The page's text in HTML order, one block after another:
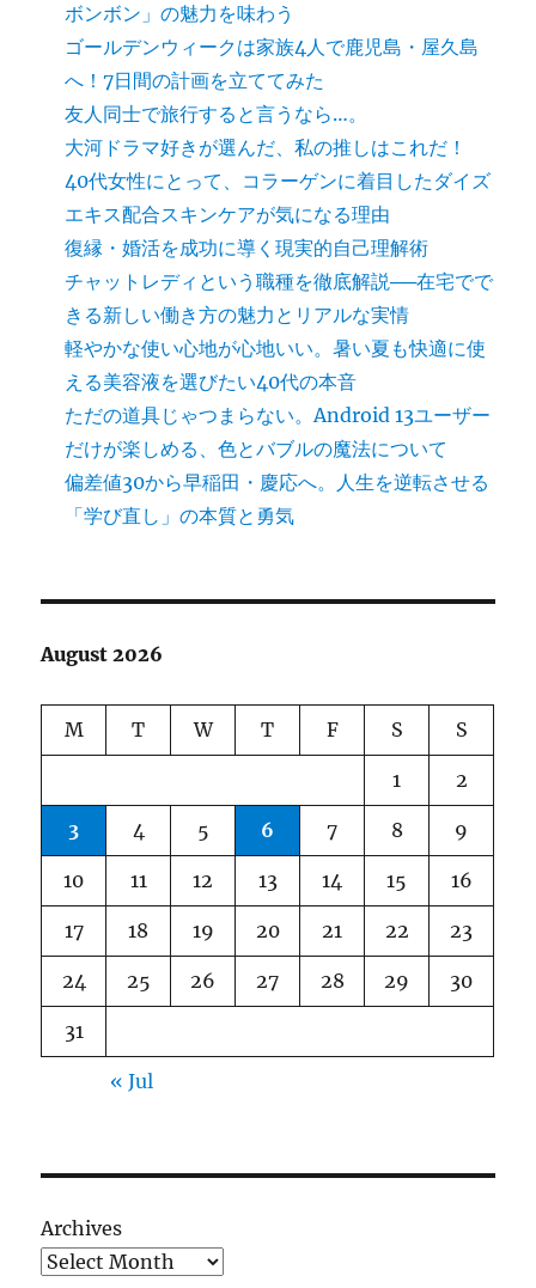
ボンボン」の魅力を味わう
ゴールデンウィークは家族4人で鹿児島・屋久島
へ！7日間の計画を立ててみた
友人同士で旅行すると言うなら…。
大河ドラマ好きが選んだ、私の推しはこれだ！
40代女性にとって、コラーゲンに着目したダイズ
エキス配合スキンケアが気になる理由
復縁・婚活を成功に導く現実的自己理解術
チャットレディという職種を徹底解説──在宅でで
きる新しい働き方の魅力とリアルな実情
軽やかな使い心地が心地いい。暑い夏も快適に使
える美容液を選びたい40代の本音
ただの道具じゃつまらない。Android 13ユーザー
だけが楽しめる、色とバブルの魔法について
偏差値30から早稲田・慶応へ。人生を逆転させる
「学び直し」の本質と勇気
August 2026
M T W T F S S
1 2
3 4 5 6 7 8 9
10 11 12 13 14 15 16
17 18 19 20 21 22 23
24 25 26 27 28 29 30
31
« Jul
Archives